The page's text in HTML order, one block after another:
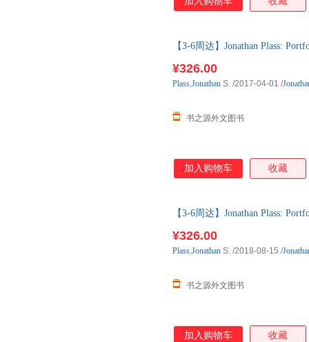
【3-6周达】Jonathan Plass:
¥326.00
书之源外文图书
Plass,Jonathan S. /2017-04-01 /
加入购物车 收藏
【3-6周达】Jonathan Plass:
¥326.00
书之源外文图书
Plass,Jonathan S. /2018-08-15 /
加入购物车 收藏